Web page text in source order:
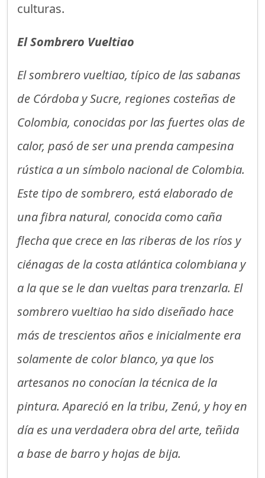
culturas.
El Sombrero Vueltiao
El sombrero vueltiao, típico de las sabanas
de Córdoba y Sucre, regiones costeñas de
Colombia, conocidas por las fuertes olas de
calor, pasó de ser una prenda campesina
rústica a un símbolo nacional de Colombia.
Este tipo de sombrero, está elaborado de
una fibra natural, conocida como caña
flecha que crece en las riberas de los ríos y
ciénagas de la costa atlántica colombiana y
a la que se le dan vueltas para trenzarla. El
sombrero vueltiao ha sido diseñado hace
más de trescientos años e inicialmente era
solamente de color blanco, ya que los
artesanos no conocían la técnica de la
pintura. Apareció en la tribu, Zenú, y hoy en
día es una verdadera obra del arte, teñida
a base de barro y hojas de bija.